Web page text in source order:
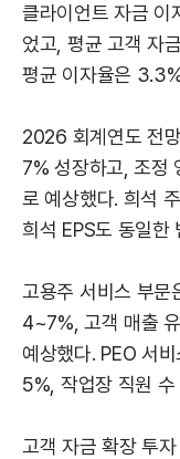
클라이언트 자금
었고, 평균 고객 자
평균 이자율은
2026 회계연도 전
7% 성장하고, 조정
로 예상했다. 희석
희석 EPS도 동일한
고용주 서비스 부
4~7%, 고객 매출
예상했다. PEO 서
5%, 작업장 직원
고객 자금 확장 투